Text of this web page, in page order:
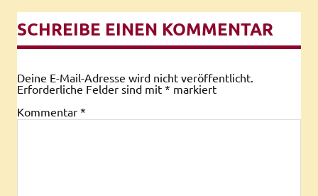
SCHREIBE EINEN KOMMENTAR
Deine E-Mail-Adresse wird nicht veröffentlicht.
Erforderliche Felder sind mit * markiert
Kommentar *